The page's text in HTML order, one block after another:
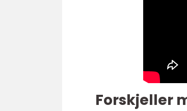
Forskjeller